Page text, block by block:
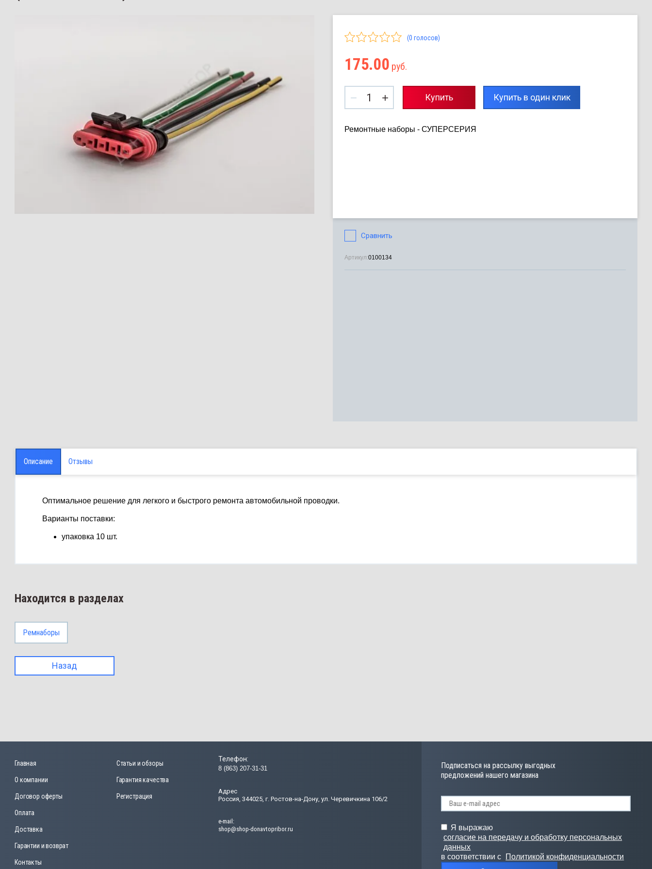
(0 голосов)
175.00 руб.
− + Купить Купить в один клик
Ремонтные наборы - СУПЕРСЕРИЯ
Сравнить
Артикул:0100134
Описание Отзывы
Оптимальное решение для легкого и быстрого ремонта автомобильной проводки.
Варианты поставки:
упаковка 10 шт.
Находится в разделах
Ремнаборы
Назад
Главная
О компании
Договор оферты
Оплата
Доставка
Гарантии и возврат
Контакты
Статьи и обзоры
Гарантия качества
Регистрация
Телефон:
8 (863) 207-31-31
Адрес
Россия, 344025, г. Ростов-на-Дону, ул. Черевичкина 106/2
e-mail:
shop@shop-donavtopribor.ru
Подписаться на рассылку выгодных
предложений нашего магазина
Я выражаю
согласие на передачу и обработку персональных
данных
в соответствии с
Политикой конфиденциальности